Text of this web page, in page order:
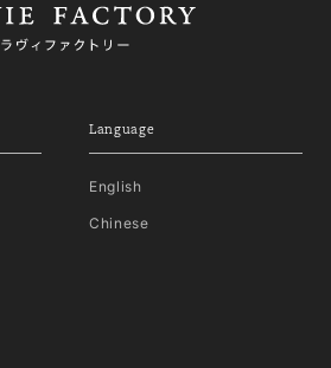
Language
English
Chinese